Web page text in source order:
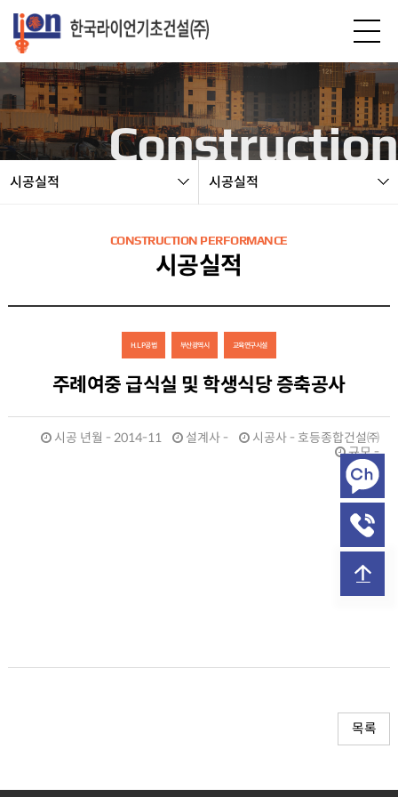
Construction
시공실적 시공실적
CONSTRUCTION PERFORMANCE
시공실적
H.L.P공법 부산광역시 교육연구시설
주례여중 급식실 및 학생식당 증축공사
시공사 - 호등종합건설㈜
설계사 -
시공 년월 - 2014-11
규모 -
목록